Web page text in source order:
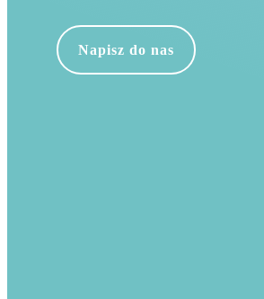
Napisz do nas